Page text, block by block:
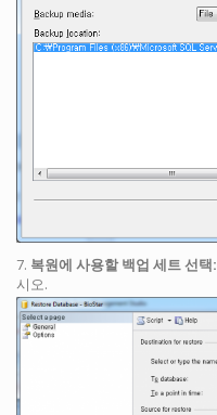
7. 복원에 사용할 백업 세트 선택:
시오.